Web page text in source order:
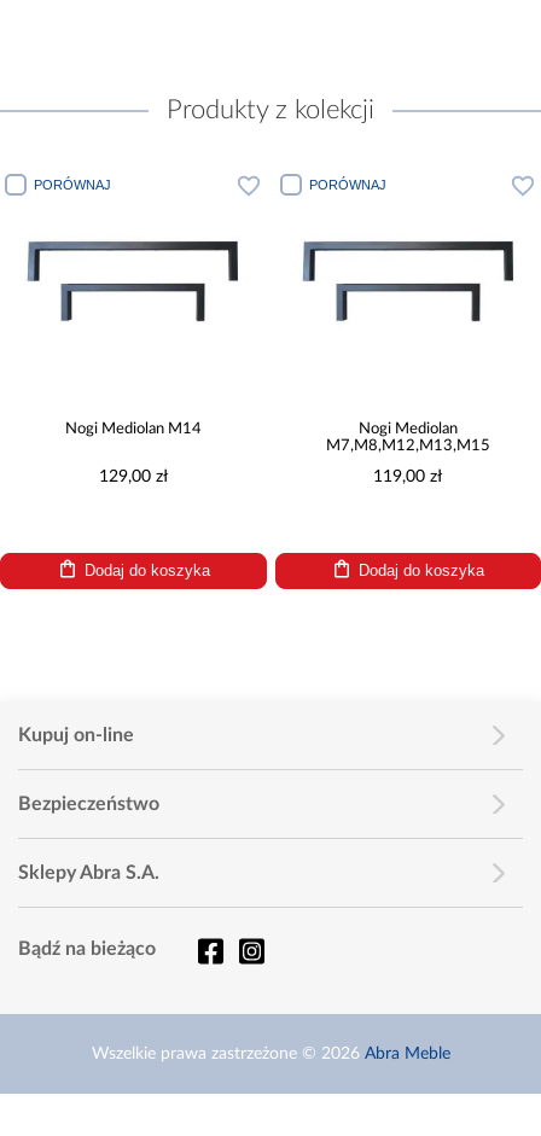
Produkty z kolekcji
PORÓWNAJ
Nogi Mediolan M14
129,00 zł
Dodaj do koszyka
PORÓWNAJ
Nogi Mediolan
M7,M8,M12,M13,M15
119,00 zł
Dodaj do koszyka
Kupuj on-line
Bezpieczeństwo
Sklepy Abra S.A.
Bądź na bieżąco
Wszelkie prawa zastrzeżone © 2026 Abra Meble